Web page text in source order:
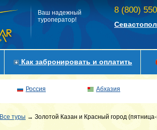
Ваш надежный
туроператор!
8 (800)
Как забронировать и оплатить
Россия Абхазия
Все туры → Золотой Казан и Красный город (пятница-